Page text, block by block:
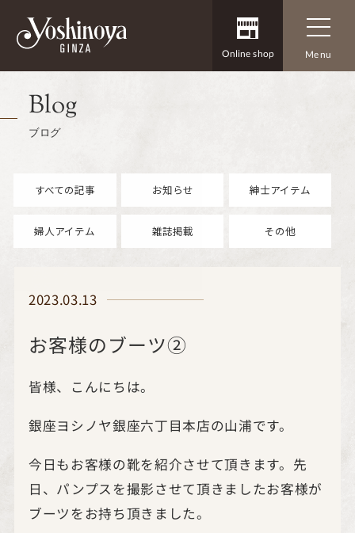
Online shop Menu
Blog
ブログ
すべての記事 お知らせ 紳士アイテム
婦人アイテム 雑誌掲載 その他
2023.03.13
お客様のブーツ②
皆様、こんにちは。
銀座ヨシノヤ銀座六丁目本店の山浦です。
今日もお客様の靴を紹介させて頂きます。先
日、パンプスを撮影させて頂きましたお客様が
ブーツをお持ち頂きました。